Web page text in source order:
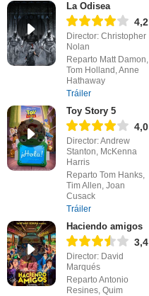
La Odisea
4,2
Director: Christopher
Nolan
Reparto Matt Damon,
Tom Holland, Anne
Hathaway
Tráiler
Toy Story 5
4,0
Director: Andrew
Stanton, McKenna
Harris
Reparto Tom Hanks,
Tim Allen, Joan
Cusack
Tráiler
Haciendo amigos
3,4
Director: David
Marqués
Reparto Antonio
Resines, Quim